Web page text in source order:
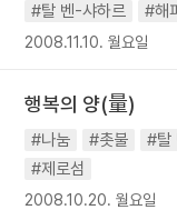
#탈 벤-샤하르
#해
2008.11.10. 월요일
행복의 양(量)
#나눔 #촛불 #탈
#제로섬
2008.10.20. 월요일